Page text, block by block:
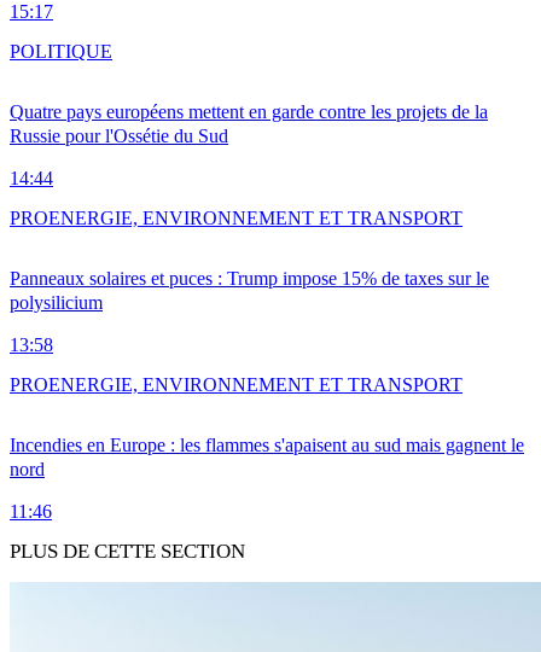
15:17
Quatre pays européens mettent en garde contre les projets de la
Russie pour l'Ossétie du Sud
14:44
POLITIQUE
Panneaux solaires et puces : Trump impose 15% de taxes sur le
polysilicium
13:58
PROENERGIE, ENVIRONNEMENT ET TRANSPORT
Incendies en Europe : les flammes s'apaisent au sud mais gagnent le
nord
11:46
PROENERGIE, ENVIRONNEMENT ET TRANSPORT
PLUS DE CETTE SECTION